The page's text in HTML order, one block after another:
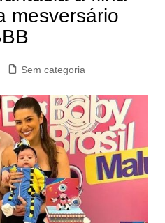
mesversário
Sem categoria